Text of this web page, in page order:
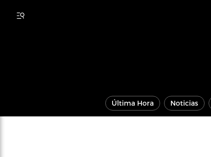
Última Hora Noticias